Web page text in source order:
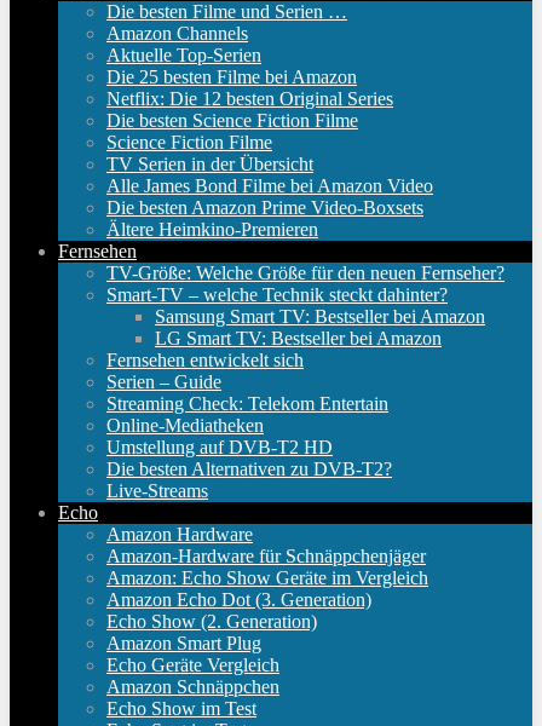
Die besten Filme und Serien …
Amazon Channels
Aktuelle Top-Serien
Die 25 besten Filme bei Amazon
Netflix: Die 12 besten Original Series
Die besten Science Fiction Filme
Science Fiction Filme
TV Serien in der Übersicht
Alle James Bond Filme bei Amazon Video
Die besten Amazon Prime Video-Boxsets
Ältere Heimkino-Premieren
Fernsehen
TV-Größe: Welche Größe für den neuen Fernseher?
Smart-TV – welche Technik steckt dahinter?
Samsung Smart TV: Bestseller bei Amazon
LG Smart TV: Bestseller bei Amazon
Fernsehen entwickelt sich
Serien – Guide
Streaming Check: Telekom Entertain
Online-Mediatheken
Umstellung auf DVB-T2 HD
Die besten Alternativen zu DVB-T2?
Live-Streams
Echo
Amazon Hardware
Amazon-Hardware für Schnäppchenjäger
Amazon: Echo Show Geräte im Vergleich
Amazon Echo Dot (3. Generation)
Echo Show (2. Generation)
Amazon Smart Plug
Echo Geräte Vergleich
Amazon Schnäppchen
Echo Show im Test